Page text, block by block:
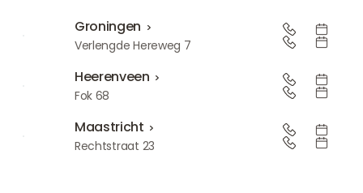
Groningen
Groningen
Verlengde Hereweg 7
Heerenveen
Heerenveen
Fok 68
Maastricht
Maastricht
Rechtstraat 23